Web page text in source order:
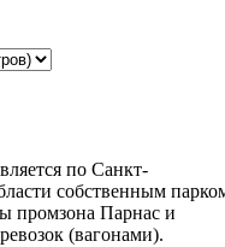
по Санкт-
собственным
промзона Парнас и
(вагонами).